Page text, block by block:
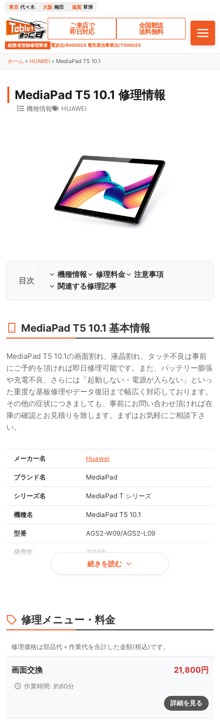
東京 代々木 大阪 梅田 滋賀 草津
ご来店で
即日対応
全国郵送
送料無料
総務省登録修理業者 電波法/R000025 電気通信事業法/T000025
ホーム » HUAWEI » MediaPad T5 10.1
MediaPad T5 10.1 修理情報
機種情報 HUAWEI
機種情報 修理料金
注意事項
関連する修理記事
MediaPad T5 10.1 基本情報
MediaPad T5 10.1の画面割れ、液晶割れ、タッチ不良は事前
にご予約を頂ければ即日修理可能です。また、バッテリー膨張
や充電不良、さらには「起動しない・電源が入らない」といっ
た重度な基板修理やデータ復旧まで幅広く対応しております。
その他の症状につきましても、事前にお問い合わせ頂ければ在
庫の確認とお見積りを致します。まずはお気軽にご相談下さ
い。
メーカー名 Huawei
ブランド名 MediaPad
シリーズ名 MediaPad T シリーズ
機種名 MediaPad T5 10.1
型番 AGS2-W09/AGS2-L09
発売年 2018年
対応メモリ 2GB / 3GB
本体カラー ブラック, ミストブルー
続きを読む
修理メニュー・料金
画面交換 21,800円
作業時間: 約60分
詳細を見る